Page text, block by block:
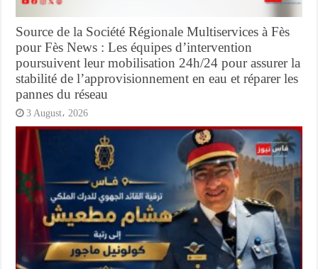
Source de la Société Régionale Multiservices à Fès
pour Fès News : Les équipes d’intervention
poursuivent leur mobilisation 24h/24 pour assurer la
stabilité de l’approvisionnement en eau et réparer les
pannes du réseau
3 August، 2026